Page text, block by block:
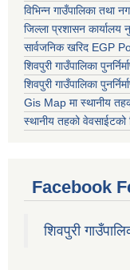
विभिन्न गाउँपालिका तथा
जिल्ला प्रशासन कार्यालय
सार्वजनिक खरिद EGP
शिवपुरी गाउँपालिका
शिवपुरी गाउँपालिका
Gis Map मा स्थानीय
स्थानीय तहको वेवसाईटको
Facebook
शिवपुरी